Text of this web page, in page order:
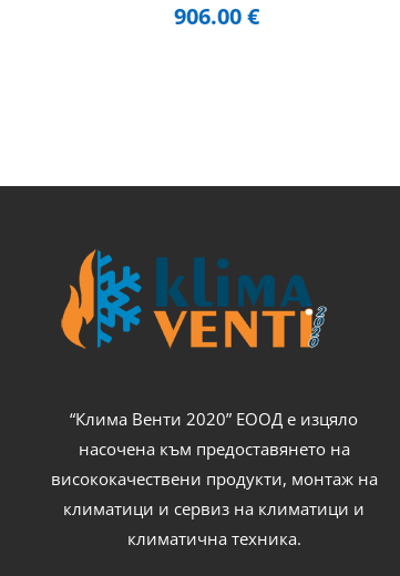
906.00€
“Клима Венти 2020” ЕООД е изцяло
насочена към предоставянето на
висококачествени продукти, монтаж на
климатици и сервиз на климатици и
климатична техника.